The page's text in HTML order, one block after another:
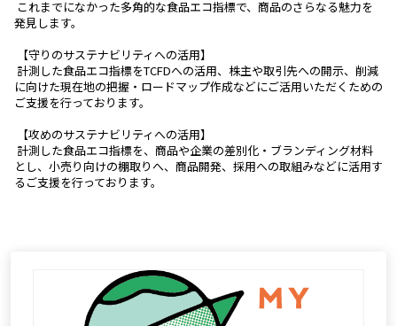
発見します。
【守りのサステナビリティへの活用】
に向けた現在地の把握・ロードマップ作成などにご活用いただくための
ご支援を行っております。
【攻めのサステナビリティへの活用】
とし、小売り向けの棚取りへ、商品開発、採用への取組みなどに活用す
るご支援を行っております。